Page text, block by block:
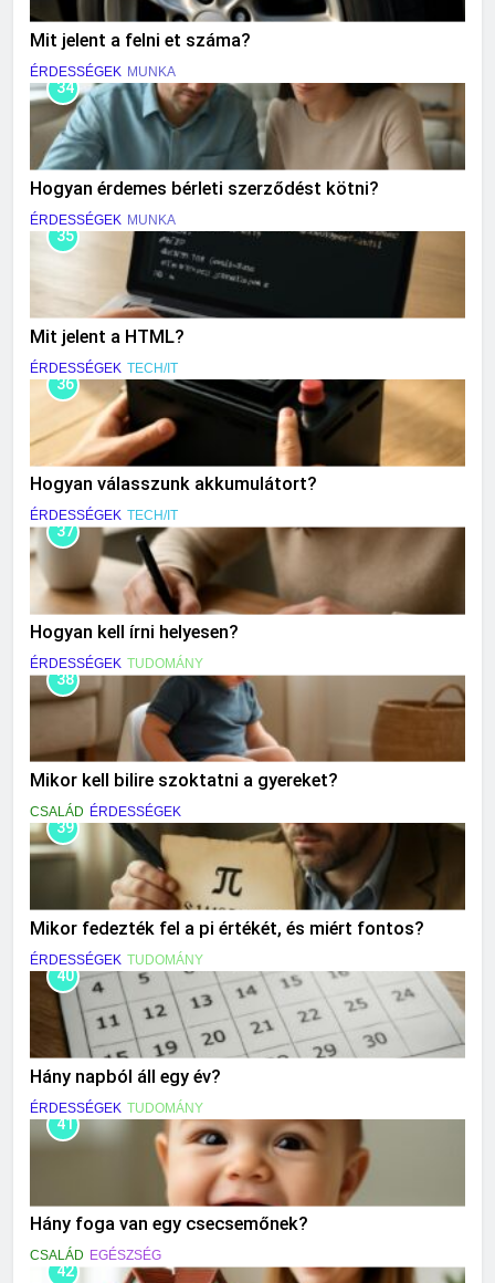
Mit jelent a felni et száma?
ÉRDESSÉGEK MUNKA
34
Hogyan érdemes bérleti szerződést kötni?
ÉRDESSÉGEK MUNKA
35
Mit jelent a HTML?
ÉRDESSÉGEK TECH/IT
36
Hogyan válasszunk akkumulátort?
ÉRDESSÉGEK TECH/IT
37
Hogyan kell írni helyesen?
ÉRDESSÉGEK TUDOMÁNY
38
Mikor kell bilire szoktatni a gyereket?
CSALÁD ÉRDESSÉGEK
39
Mikor fedezték fel a pi értékét, és miért fontos?
ÉRDESSÉGEK TUDOMÁNY
40
Hány napból áll egy év?
ÉRDESSÉGEK TUDOMÁNY
41
Hány foga van egy csecsemőnek?
CSALÁD EGÉSZSÉG
42